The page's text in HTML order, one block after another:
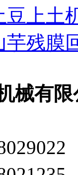
豆上土
芋残膜
械有限